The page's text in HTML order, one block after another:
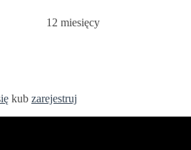
12 miesięcy
kub zarejestruj